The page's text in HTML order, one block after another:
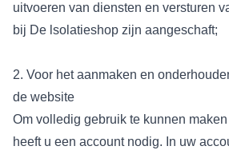
uitvoeren van diensten en versturen
bij De lsolatieshop zijn aangeschaft;
2. Voor het aanmaken en
de website
Om volledig gebruik te kunnen
heeft u een account nodig. In uw